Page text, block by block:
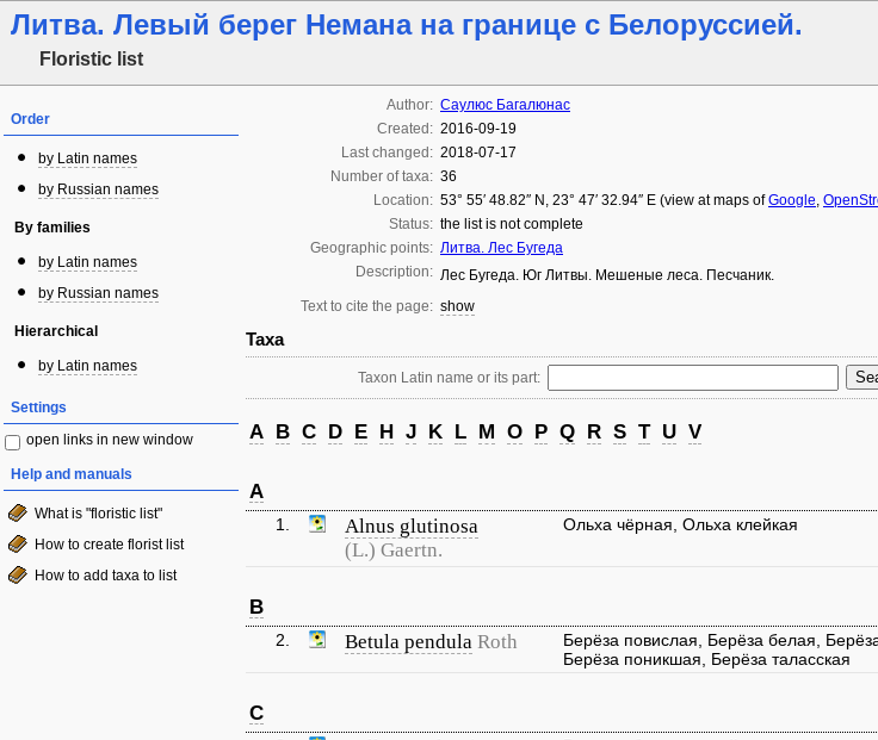
Литва. Левый берег Немана на границе с Белоруссией.
Floristic list
Order
by Latin names
by Russian names
By families
by Latin names
by Russian names
Hierarchical
by Latin names
Settings
open links in new window
Help and manuals
What is "floristic list"
How to create florist list
How to add taxa to list
Author: Саулюс Багалюнас
Created: 2016-09-19
Last changed: 2018-07-17
Number of taxa: 36
Location: 53° 55′ 48.82″ N , 23° 47′ 32.94″ E (view at maps ofGoogle,
Status: the list is not complete
Geographic points: Литва. Лес Бугеда
Description: Лес Бугеда. Юг Литвы. Мешеные леса. Песчаник.
Text to cite the page: show
Taxa
Taxon Latin name or its part:
A B C D E H J K L M O P Q R S T U V
A
1.
Alnus glutinosa
(L.) Gaertn.
Ольха чёрная, Ольха клейкая
B
2. Betula pendula Roth
Берёза повислая, Берёза белая,
Берёза поникшая, Берёза таласская
C